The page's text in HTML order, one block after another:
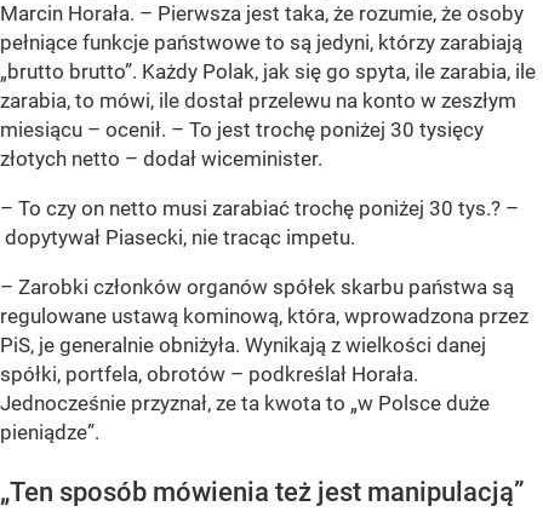
Marcin Horała. – Pierwsza jest taka, że rozumie, że osoby
pełniące funkcje państwowe to są jedyni, którzy zarabiają
„brutto brutto”. Każdy Polak, jak się go spyta, ile zarabia, ile
zarabia, to mówi, ile dostał przelewu na konto w zeszłym
miesiącu – ocenił. – To jest trochę poniżej 30 tysięcy
złotych netto – dodał wiceminister.
– To czy on netto musi zarabiać trochę poniżej 30 tys.? –
dopytywał Piasecki, nie tracąc impetu.
– Zarobki członków organów spółek skarbu państwa są
regulowane ustawą kominową, która, wprowadzona przez
PiS, je generalnie obniżyła. Wynikają z wielkości danej
spółki, portfela, obrotów – podkreślał Horała.
Jednocześnie przyznał, ze ta kwota to „w Polsce duże
pieniądze”.
„Ten sposób mówienia też jest manipulacją”